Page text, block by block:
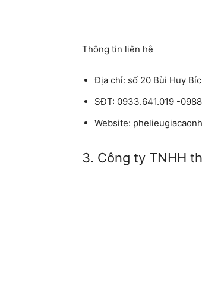
Thông tin liên hê
Địa chỉ: số 20 Bùi Huy
SĐT: 0933.641.019 -
Website:
3. Công ty TNHH